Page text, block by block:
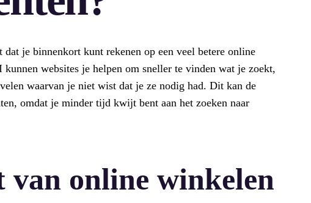
je binnenkort kunt rekenen op een veel betere online
websites je helpen om sneller te vinden wat je zoekt,
waarvan je niet wist dat je ze nodig had. Dit kan de
omdat je minder tijd kwijt bent aan het zoeken naar
van online winkelen